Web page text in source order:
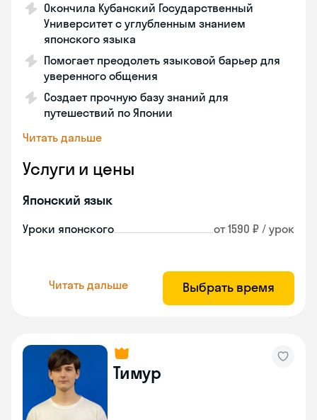
Окончила Кубанский Государственный
Университет с углубленным знанием
японского языка
Помогает преодолеть языковой барьер для
уверенного общения
Создает прочную базу знаний для
путешествий по Японии
Читать дальше
Услуги и цены
Японский язык
Уроки японского от 1590 ₽ / урок
Читать дальше Выбрать время
Тимур